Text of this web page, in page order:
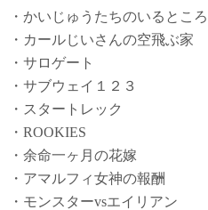
・かいじゅうたちのいるところ
・カールじいさんの空飛ぶ家
・サロゲート
・サブウェイ１２３
・スタートレック
・ROOKIES
・余命一ヶ月の花嫁
・アマルフィ女神の報酬
・モンスターvsエイリアン